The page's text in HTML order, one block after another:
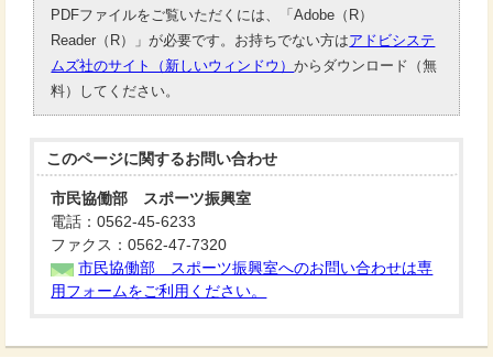
PDFファイルをご覧いただくには、「Adobe（R）
Reader（R）」が必要です。お持ちでない方はアドビシステ
ムズ社のサイト（新しいウィンドウ）からダウンロード（無
料）してください。
このページに関するお問い合わせ
市民協働部 スポーツ振興室
電話：0562-45-6233
ファクス：0562-47-7320
市民協働部 スポーツ振興室へのお問い合わせは専
用フォームをご利用ください。